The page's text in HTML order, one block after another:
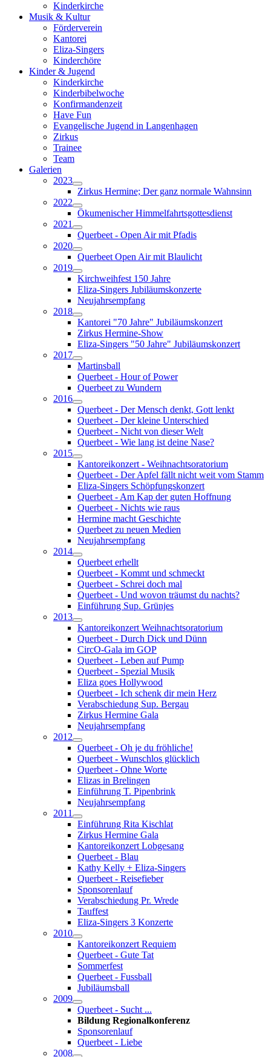
Kinderkirche
Musik & Kultur
Förderverein
Kantorei
Eliza-Singers
Kinderchöre
Kinder & Jugend
Kinderkirche
Kinderbibelwoche
Konfirmandenzeit
Have Fun
Evangelische Jugend in Langenhagen
Zirkus
Trainee
Team
Galerien
2023
Zirkus Hermine; Der ganz normale Wahnsinn
2022
Ökumenischer Himmelfahrtsgottesdienst
2021
Querbeet - Open Air mit Pfadis
2020
Querbeet Open Air mit Blaulicht
2019
Kirchweihfest 150 Jahre
Eliza-Singers Jubiläumskonzerte
Neujahrsempfang
2018
Kantorei "70 Jahre" Jubiläumskonzert
Zirkus Hermine-Show
Eliza-Singers "50 Jahre" Jubiläumskonzert
2017
Martinsball
Querbeet - Hour of Power
Querbeet zu Wundern
2016
Querbeet - Der Mensch denkt, Gott lenkt
Querbeet - Der kleine Unterschied
Querbeet - Nicht von dieser Welt
Querbeet - Wie lang ist deine Nase?
2015
Kantoreikonzert - Weihnachtsoratorium
Querbeet - Der Apfel fällt nicht weit vom Stamm
Eliza-Singers Schöpfungskonzert
Querbeet - Am Kap der guten Hoffnung
Querbeet - Nichts wie raus
Hermine macht Geschichte
Querbeet zu neuen Medien
Neujahrsempfang
2014
Querbeet erhellt
Querbeet - Kommt und schmeckt
Querbeet - Schrei doch mal
Querbeet - Und wovon träumst du nachts?
Einführung Sup. Grünjes
2013
Kantoreikonzert Weihnachtsoratorium
Querbeet - Durch Dick und Dünn
CircO-Gala im GOP
Querbeet - Leben auf Pump
Querbeet - Spezial Musik
Eliza goes Hollywood
Querbeet - Ich schenk dir mein Herz
Verabschiedung Sup. Bergau
Zirkus Hermine Gala
Neujahrsempfang
2012
Querbeet - Oh je du fröhliche!
Querbeet - Wunschlos glücklich
Querbeet - Ohne Worte
Elizas in Brelingen
Einführung T. Pipenbrink
Neujahrsempfang
2011
Einführung Rita Kischlat
Zirkus Hermine Gala
Kantoreikonzert Lobgesang
Querbeet - Blau
Kathy Kelly + Eliza-Singers
Querbeet - Reisefieber
Sponsorenlauf
Verabschiedung Pr. Wrede
Tauffest
Eliza-Singers 3 Konzerte
2010
Kantoreikonzert Requiem
Querbeet - Gute Tat
Sommerfest
Querbeet - Fussball
Jubiläumsball
2009
Querbeet - Sucht ...
Bildung Regionalkonferenz
Sponsorenlauf
Querbeet - Liebe
2008